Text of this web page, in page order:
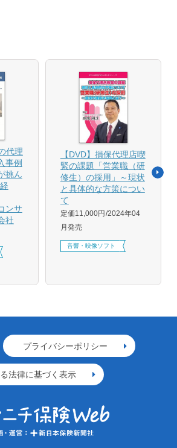
代理
事例
挑ん
ンサ
社
【DVD】損保代理店喫
緊の課題「営業職（研
修生）の採用」～現状
と具体的な方策につい
て
定価11,000円 2024年04
月発売
音響・映像ソフト
プライバシーポリシー
法律に基づく表示